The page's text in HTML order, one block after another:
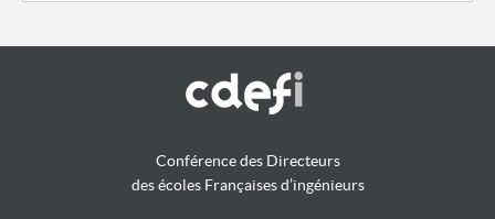
Conférence des Directeurs
des écoles Françaises d’ingénieurs